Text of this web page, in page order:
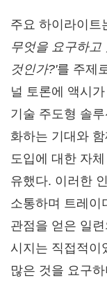
주요 하이라이트
무엇을 요구하고
것인가?'를 주제
널 토론에 액시
기술 주도형 솔
화하는 기대와
도입에 대한 자
유했다. 이러한
소통하며 트레이
관점을 얻은 일
시지는 직접적이
많은 것을 요구